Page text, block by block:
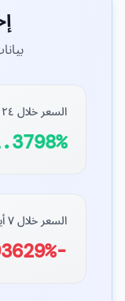
السعر خلال ٢٤ ساعة
السعر خلال ٧ أيام
-0.93629%